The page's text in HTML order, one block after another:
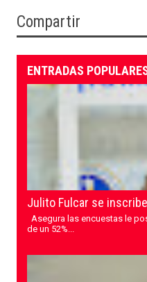
Compartir
ENTRADAS
Julito Fulcar se
Asegura las encuestas le
de un 52%...